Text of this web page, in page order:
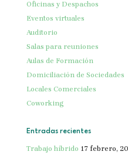
Oficinas y Despachos
Eventos virtuales
Auditorio
Salas para reuniones
Aulas de Formación
Domiciliación de Sociedades
Locales Comerciales
Coworking
Entradas recientes
Trabajo híbrido 17 febrero,